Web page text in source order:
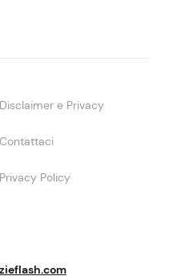
Disclaimer e Privacy
Contattaci
Privacy Policy